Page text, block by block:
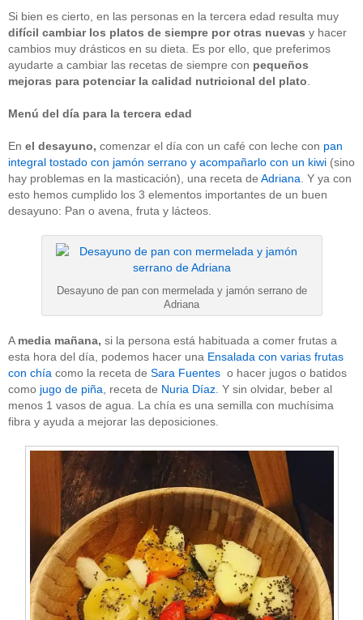
Si bien es cierto, en las personas en la tercera edad resulta muy
difícil cambiar los platos de siempre por otras nuevas y hacer
cambios muy drásticos en su dieta. Es por ello, que preferimos
ayudarte a cambiar las recetas de siempre con pequeños
mejoras para potenciar la calidad nutricional del plato
Menú del día para la tercera edad
En el desayuno, comenzar el día con un café con leche con pan
integral tostado con jamón serrano y acompañarlo con un kiwi (sino
hay problemas en la masticación), una receta de Adriana . Y ya con
esto hemos cumplido los 3 elementos importantes de un buen
desayuno: Pan o avena, fruta y lácteos.
Desayuno de pan con mermelada y jamón serrano de
Adriana
A media mañana, si la persona está habituada a comer frutas a
esta hora del día, podemos hacer una Ensalada con varias frutas
con chía como la receta de Sara Fuentes o hacer jugos o batidos
como jugo de piña , receta de Nuria Díaz . Y sin olvidar, beber al
menos 1 vasos de agua. La chía es una semilla con muchísima
fibra y ayuda a mejorar las deposiciones.